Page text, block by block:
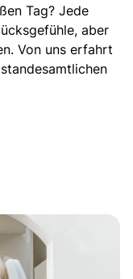
Tag? Jede
aber
Von uns erfahrt